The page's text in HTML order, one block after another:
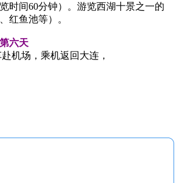
时间60分钟）。游览西湖十景之一的
红鱼池等）。
六天
机场，乘机返回大连，